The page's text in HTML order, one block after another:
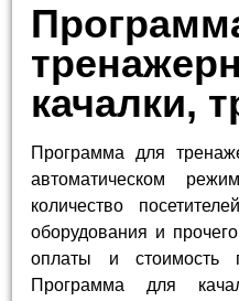
качалки,
Программа для
автоматическом
количество
оборудования и
оплаты и стоимость
Программа для